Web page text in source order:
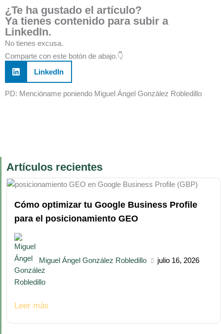
¿Te ha gustado el artículo?
Ya tienes contenido para subir a
LinkedIn.
No tienes excusa.
Comparte con este botón de abajo.👇
LinkedIn
PD: Mencióname poniendo Miguel Ángel González Robledillo
Artículos recientes
Cómo optimizar tu Google Business Profile
para el posicionamiento GEO
Miguel Ángel González Robledillo julio 16, 2026
Leer más